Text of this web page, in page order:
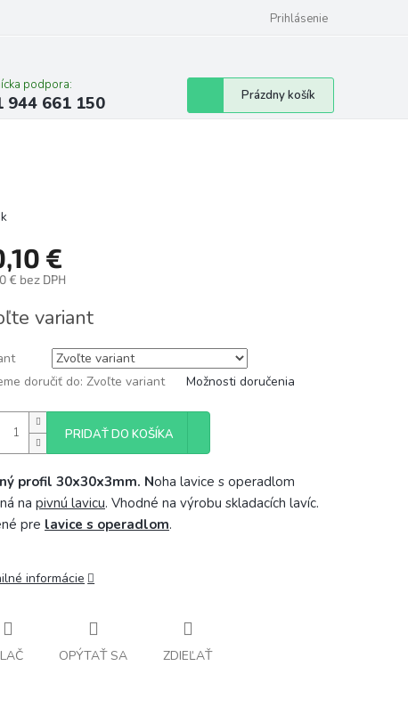
Prihlásenie
podpora:
944 661 150
Nákupný
košík
Prázdny košík
€
€ bez DPH
variant
doručiť do: Zvoľte variant Možnosti doručenia
PRIDAŤ DO KOŠÍKA
profil 30x30x3mm. Noha lavice s operadlom
na pivnú lavicu. Vhodné na výrobu skladacích lavíc.
pre lavice s operadlom.
informácie
OPÝTAŤ SA ZDIEĽAŤ